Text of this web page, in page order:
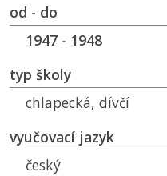
od - do
1947 - 1948
typ školy
chlapecká, dívčí
vyučovací jazyk
český